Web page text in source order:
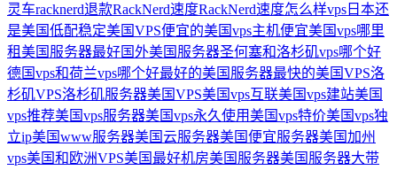
灵车racknerd退款RackNerd速度RackNerd速度怎么样vps日本还
是美国低配稳定美国VPS便宜的美国vps主机便宜美国vps哪里
租美国服务器最好国外美国服务器圣何塞和洛杉矶vps哪个好
德国vps和荷兰vps哪个好最好的美国服务器最快的美国VPS洛
杉矶VPS洛杉矶服务器美国VPS美国vps互联美国vps建站美国
vps推荐美国vps服务器美国vps永久使用美国vps特价美国vps独
立ip美国www服务器美国云服务器美国便宜服务器美国加州
vps美国和欧洲VPS美国最好机房美国服务器美国服务器大带